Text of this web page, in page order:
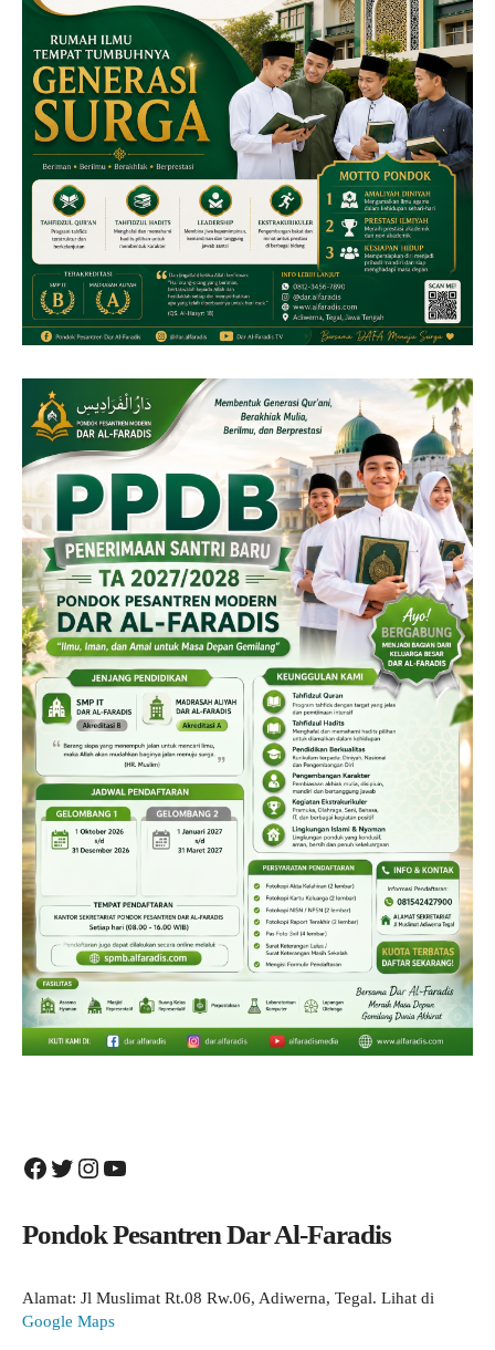
Facebook
Twitter
Instagram
YouTube
Pondok Pesantren Dar Al-Faradis
Alamat: Jl Muslimat Rt.08 Rw.06, Adiwerna, Tegal. Lihat di
Google Maps